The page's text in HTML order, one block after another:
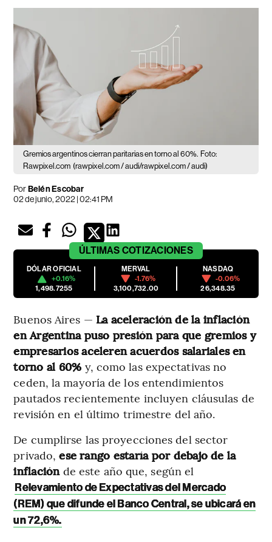
Gremios argentinos cierran paritarias en torno al 60%. Foto:
Rawpixel.com (rawpixel.com / audi/rawpixel.com / audi)
PorBelén Escobar
02 de junio, 2022 | 02:41 PM
ÚLTIMAS COTIZACIONES
DÓLAR OFICIAL
+0.16%
1,498.7255
MERVAL
-1.76%
3,100,732.00
NASDAQ
-0.06%
26,348.35
Buenos Aires — La aceleración de la inflación
en Argentina puso presión para que gremios y
empresarios aceleren acuerdos salariales en
torno al 60% y, como las expectativas no
ceden, la mayoría de los entendimientos
pautados recientemente incluyen cláusulas de
revisión en el último trimestre del año.
De cumplirse las proyecciones del sector
privado,ese rango estaría por debajo de la
inflación de este año que, según el
Relevamiento de Expectativas del Mercado
(REM) que difunde el Banco Central, se ubicará en
un 72,6%.